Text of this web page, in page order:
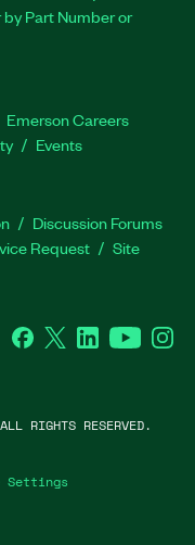
Part Number or
Emerson Careers
Events
Discussion Forums
Request
Site
Facebook
Twitter LinkedInYouTube
Settings
RIGHTS RESERVED.